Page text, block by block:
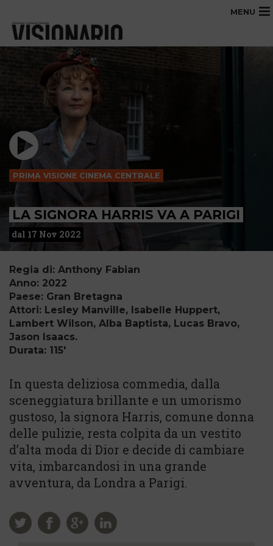
MENU
PRIMA VISIONE CINEMA CENTRALE
LA SIGNORA HARRIS VA A PARIGI
dal 17 Nov 2022
Regia di: Anthony Fabian
Anno: 2022
Paese: Gran Bretagna
Attori: Lesley Manville, Isabelle Huppert,
Lambert Wilson, Alba Baptista, Lucas Bravo,
Jason Isaacs.
Durata: 115'
In questa deliziosa commedia, dalla
sceneggiatura brillante e un umorismo
gustoso, la signora Harris, comune donna
delle pulizie, resta colpita da un vestito
d’alta moda di Dior e decide di cambiare
vita, imbarcandosi in una grande
avventura, da Londra a Parigi.